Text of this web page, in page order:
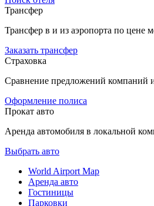
Трансфер
Трансфер в и из аэропорта по цене
Заказать трансфер
Страховка
Сравнение предложений компаний
Оформление полиса
Прокат авто
Аренда автомобиля в локальной
Выбрать авто
World Airport Map
Аренда авто
Гостиницы
Парковки